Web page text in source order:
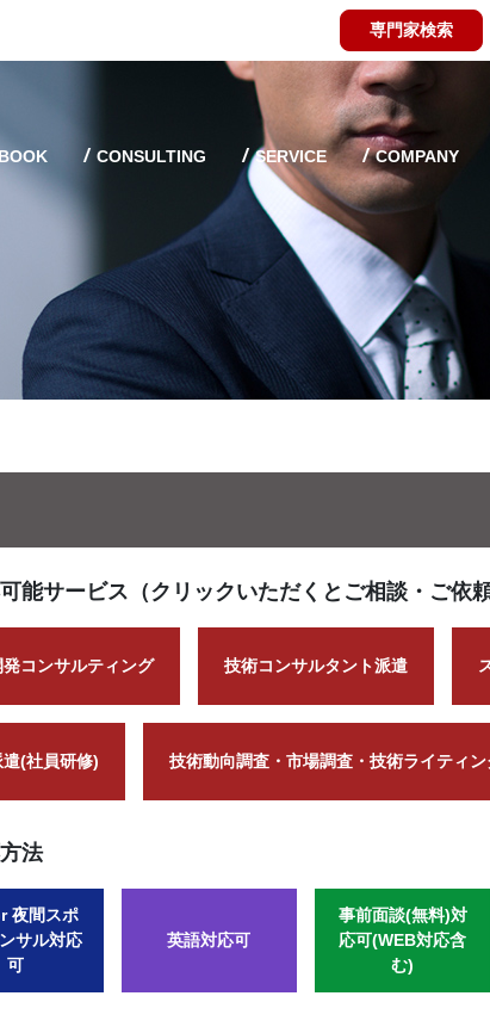
専門家検索
BOOK CONSULTING SERVICE COMPANY
能サービス（クリックいただくとご相談・ご依
コンサルティング 技術コンサルタント派遣
(社員研修) 技術動向調査・市場調査・技術ライティン
法
夜間スポ
サル対応
可
英語対応可
事前面談(無料)対
応可(WEB対応含
む)